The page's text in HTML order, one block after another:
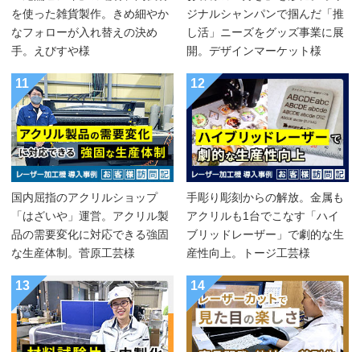
を使った雑貨製作。きめ細やか
なフォローが入れ替えの決め
手。えびすや様
ジナルシャンパンで掴んだ「推
し活」ニーズをグッズ事業に展
開。デザインマーケット様
11
国内屈指のアクリルショップ
「はざいや」運営。アクリル製
品の需要変化に対応できる強固
な生産体制。菅原工芸様
12
手彫り彫刻からの解放。金属も
アクリルも1台でこなす「ハイ
ブリッドレーザー」で劇的な生
産性向上。トージ工芸様
13 14